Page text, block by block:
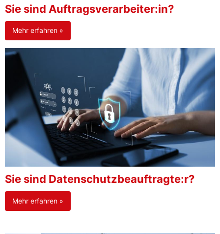
Sie sind Auftragsverarbeiter:in?
Mehr erfahren »
Sie sind Datenschutzbeauftragte:r?
Mehr erfahren »